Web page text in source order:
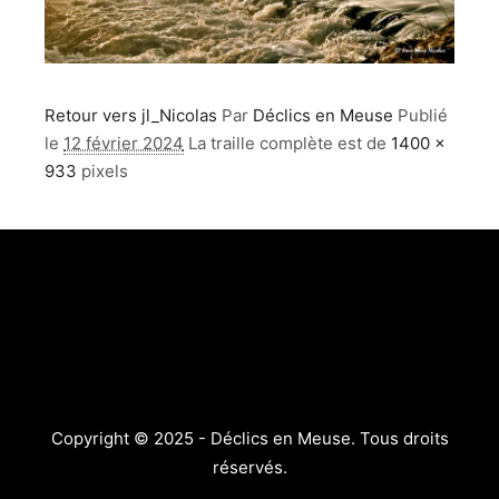
Retour vers jl_Nicolas Par Déclics en Meuse Publié
le 12 février 2024 La traille complète est de 1400 ×
933 pixels
Copyright © 2025 - Déclics en Meuse. Tous droits
réservés.